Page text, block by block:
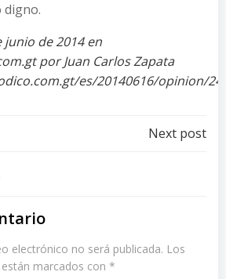
junio de 2014 en
por Juan Carlos Zapata
es/20140616/opinion/
Next post
electrónico no será publicada. Los
marcados con *